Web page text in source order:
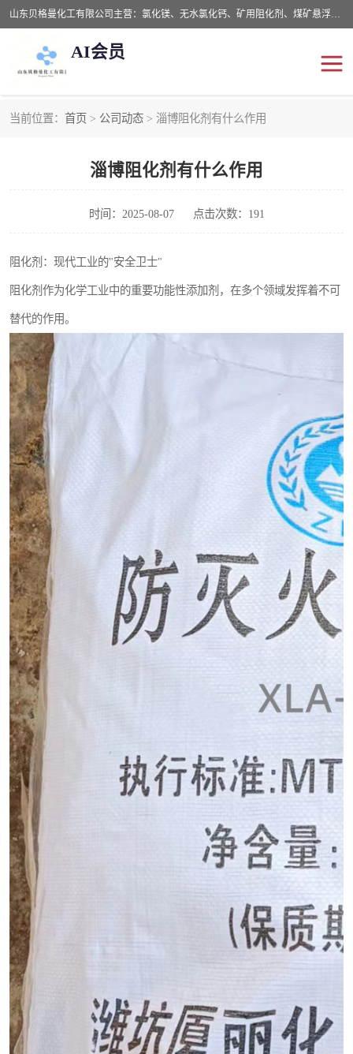
山东贝格曼化工有限公司主营：氯化镁、无水氯化钙、矿用阻化剂、煤矿悬浮剂、道路抑尘剂、氢氧化镁，防灭火剂等，公司位于山东省潍坊市滨海经济开发区,是专业从事对各种精细化工集研究、开发、制造于一体的现代化大型跨境化工企业，公司本着诚信经营、给每一位客户提供专业服务。
AI会员
当前位置： 首页 > 公司动态 > 淄博阻化剂有什么作用
淄博阻化剂有什么作用
时间：2025-08-07 点击次数：191
阻化剂：现代工业的"安全卫士"
阻化剂作为化学工业中的重要功能性添加剂，在多个领域发挥着不可
替代的作用。
氯化钙
抑尘剂
氢氧化镁